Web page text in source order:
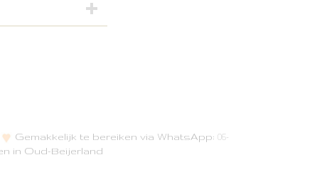
Gemakkelijk te bereiken via WhatsApp: 06-
in Oud-Beijerland